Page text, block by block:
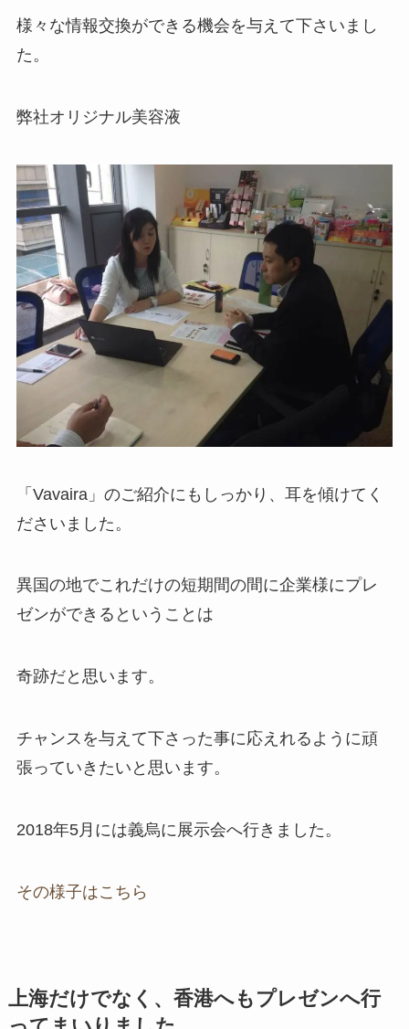
様々な情報交換ができる機会を与えて下さいまし
た。
弊社オリジナル美容液
「Vavaira」のご紹介にもしっかり、耳を傾けてく
ださいました。
異国の地でこれだけの短期間の間に企業様にプレ
ゼンができるということは
奇跡だと思います。
チャンスを与えて下さった事に応えれるように頑
張っていきたいと思います。
2018年5月には義烏に展示会へ行きました。
その様子はこちら
上海だけでなく、香港へもプレゼンへ行